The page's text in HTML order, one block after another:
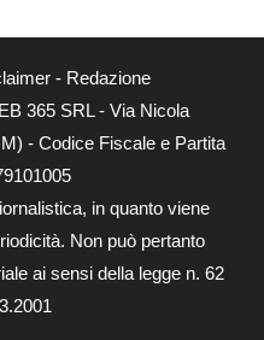
- Redazione
365 SRL - Via Nicola
- Codice Fiscale e Partita
in quanto viene
Non può pertanto
ai sensi della legge n. 62